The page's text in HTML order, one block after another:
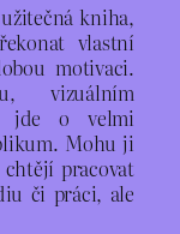
kniha,
vlastní
motivaci.
vizuálním
jde o velmi
Mohu ji
pracovat
či práci, ale